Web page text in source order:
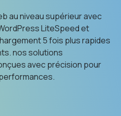
au niveau supérieur avec
LiteSpeed et
5 fois plus rapides
nos solutions
avec précision pour